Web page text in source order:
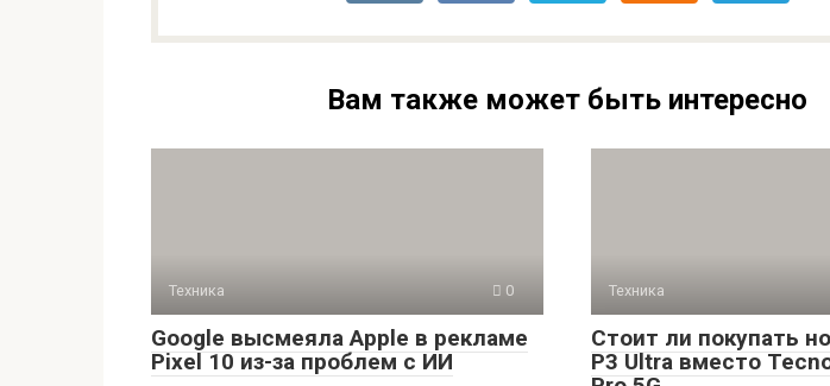
Вам также может быть интересно
Техника 0
Google высмеяла Apple в рекламе
Pixel 10 из-за проблем с ИИ
Техника
Стоит ли покупать
P3 Ultra вместо